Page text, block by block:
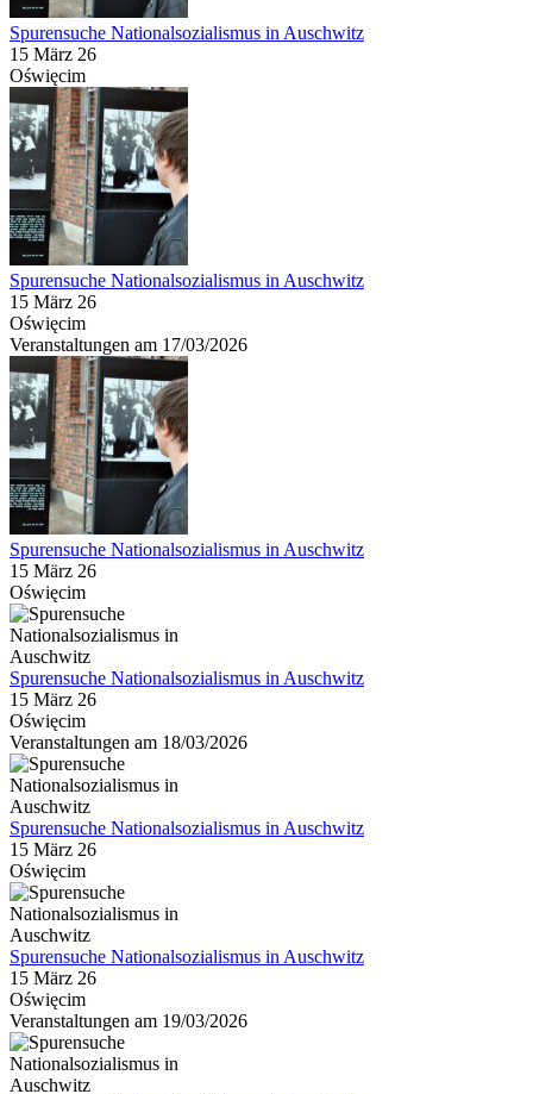
Spurensuche Nationalsozialismus in Auschwitz
15 März 26
Oświęcim
Spurensuche Nationalsozialismus in Auschwitz
15 März 26
Oświęcim
Veranstaltungen am 17/03/2026
Spurensuche Nationalsozialismus in Auschwitz
15 März 26
Oświęcim
Spurensuche Nationalsozialismus in Auschwitz
15 März 26
Oświęcim
Veranstaltungen am 18/03/2026
Spurensuche Nationalsozialismus in Auschwitz
15 März 26
Oświęcim
Spurensuche Nationalsozialismus in Auschwitz
15 März 26
Oświęcim
Veranstaltungen am 19/03/2026